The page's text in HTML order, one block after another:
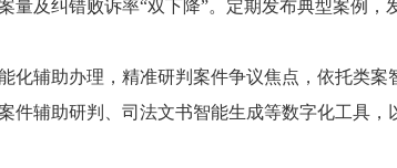
及纠错败诉率“双下降”。定期发布典型案例
辅助办理，精准研判案件争议焦点，依托类案
件辅助研判、司法文书智能生成等数字化工具